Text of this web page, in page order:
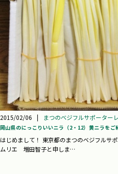
2015/02/06 | まつのベジフルサポーター
岡山県のにっこりいいニラ（2・12）黄ニラをご
はじめまして！ 東京都のまつのベジフルサ
ムリエ 増田智子と申しま…